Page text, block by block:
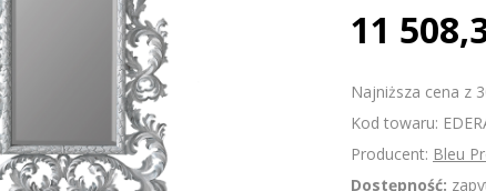
11
Najniższa cena z
Kod towaru:
Producent: Bleu
Dostępność: